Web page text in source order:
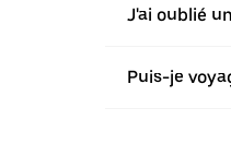
J'ai oublié
Puis-je